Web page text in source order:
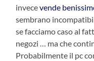
invecevende
sembrano
se facciamo caso al
negozi … ma che
Probabilmente il pc